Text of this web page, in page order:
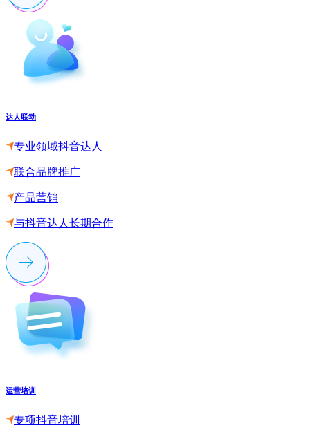
达人联动
专业领域抖音达人
联合品牌推广
产品营销
与抖音达人长期合作
运营培训
专项抖音培训